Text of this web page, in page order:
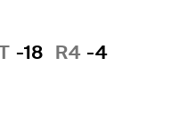
-18 R4 -4